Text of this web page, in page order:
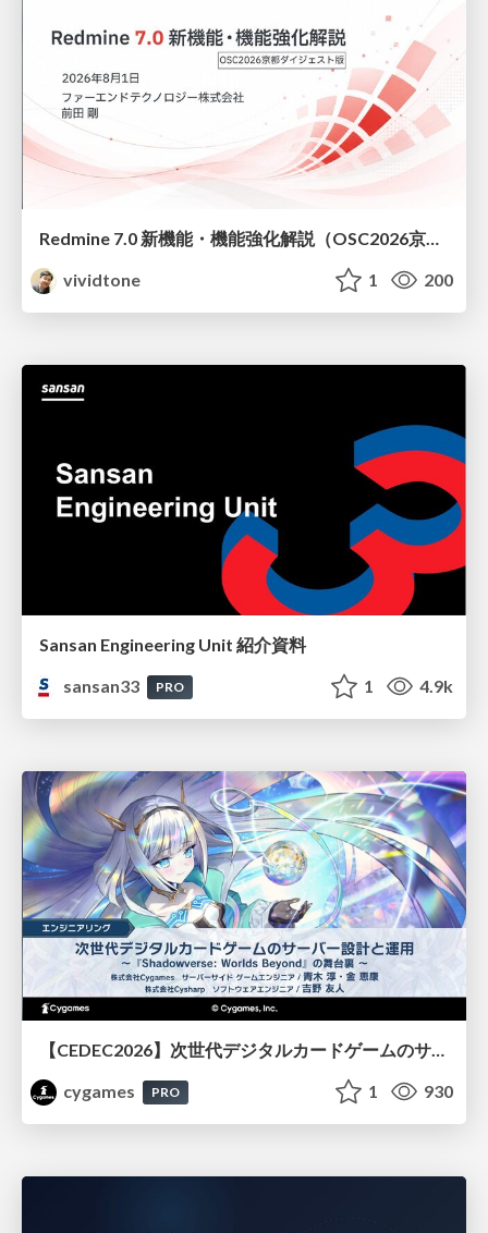
Redmine 7.0 新機能・機能強化解説（OSC2026京都ダイジェスト版）
vividtone
1 200
Sansan Engineering Unit 紹介資料
sansan33
PRO 1 4.9k
【CEDEC2026】次世代デジタルカードゲームのサーバー設計と運用 〜『Shadowverse: Worlds Beyond』の舞台裏～
cygames
PRO 1 930